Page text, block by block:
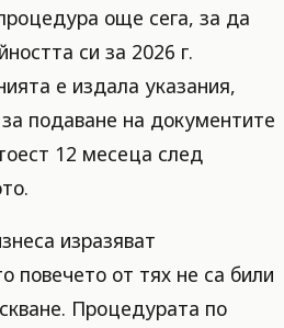
още сега, за да
си за 2026 г.
е издала указания,
подаване на документите
12 месеца след
изразяват
повечето от тях не са били
Процедурата по